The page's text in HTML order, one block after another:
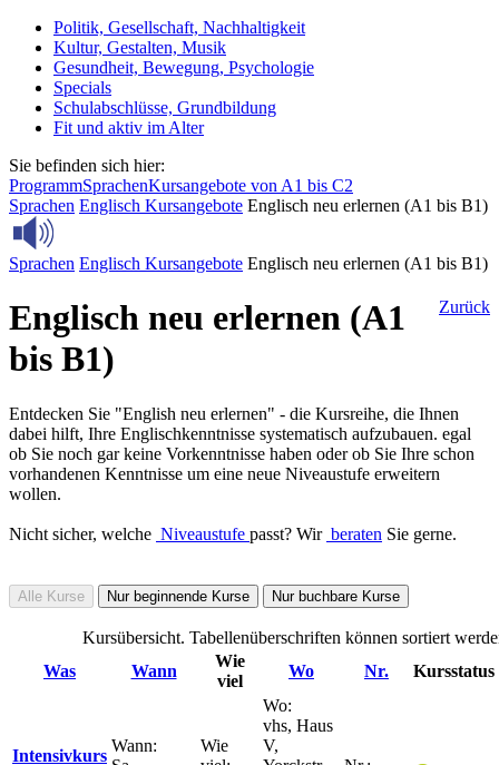
Politik, Gesellschaft, Nachhaltigkeit
Kultur, Gestalten, Musik
Gesundheit, Bewegung, Psychologie
Specials
Schulabschlüsse, Grundbildung
Fit und aktiv im Alter
Sie befinden sich hier:
ProgrammSprachenKursangebote von A1 bis C2
Sprachen Englisch Kursangebote Englisch neu erlernen (A1 bis B1)
Sprachen Englisch Kursangebote Englisch neu erlernen (A1 bis B1)
Zurück
Englisch neu erlernen (A1
bis B1)
Entdecken Sie "English neu erlernen" - die Kursreihe, die Ihnen
dabei hilft, Ihre Englischkenntnisse systematisch aufzubauen. egal
ob Sie noch gar keine Vorkenntnisse haben oder ob Sie Ihre schon
vorhandenen Kenntnisse um eine neue Niveaustufe erweitern
wollen.
Nicht sicher, welche Niveaustufe passt? Wir beraten Sie gerne.
Alle Kurse Nur beginnende Kurse Nur buchbare Kurse
Kursübersicht. Tabellenüberschriften können sortiert
Was
Wann
Wie
viel
Wo Nr. Kursstatus
Intensivkurs
Wann:
Wie
Wo:
vhs, Haus
V,